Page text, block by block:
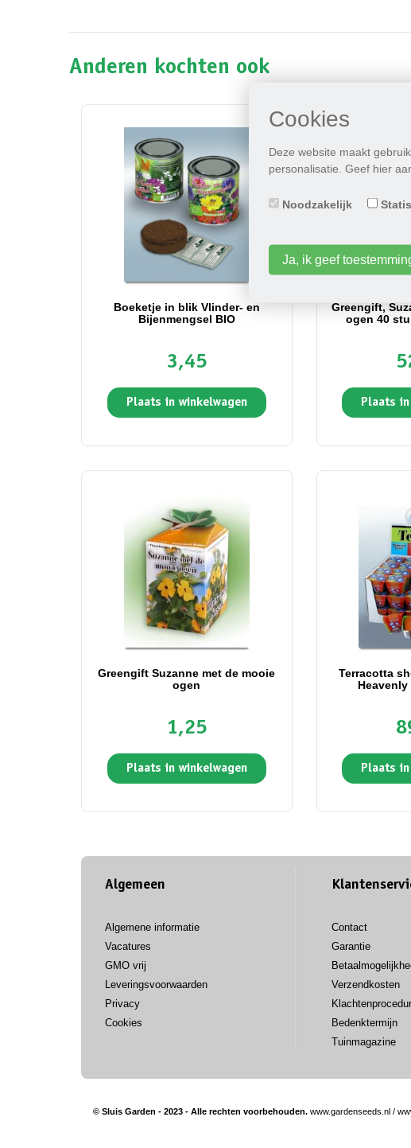
Cookies
Deze website maakt
personalisatie. Geef hier
Noodzakelijk
Ja, ik geef
Anderen kochten ook
Boeketje in blik Vlinder- en
Bijenmengsel BIO
3,45
Plaats in winkelwagen
Greengift,
ogen 40
Plaats
Greengift Suzanne met de mooie
ogen
1,25
Plaats in winkelwagen
Terracotta
Plaats
Algemeen
Algemene informatie
Vacatures
GMO vrij
Leveringsvoorwaarden
Privacy
Cookies
Contact
Garantie
Verzendkosten
Bedenktermijn
Tuinmagazine
© Sluis Garden - 2023 - Alle rechten voorbehouden. www.gardenseeds.nl /